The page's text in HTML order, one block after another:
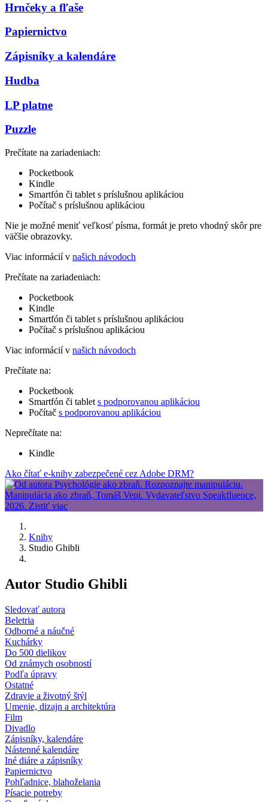
Hrnčeky a fľaše
Papiernictvo
Zápisníky a kalendáre
Hudba
LP platne
Puzzle
Prečítate na zariadeniach:
Pocketbook
Kindle
Smartfón či tablet s príslušnou aplikáciou
Počítač s príslušnou aplikáciou
Nie je možné meniť veľkosť písma, formát je preto vhodný skôr pre
väčšie obrazovky.
Viac informácií v našich návodoch
Prečítate na zariadeniach:
Pocketbook
Kindle
Smartfón či tablet s príslušnou aplikáciou
Počítač s príslušnou aplikáciou
Viac informácií v našich návodoch
Prečítate na:
Pocketbook
Smartfón či tablet s podporovanou aplikáciou
Počítač s podporovanou aplikáciou
Neprečítate na:
Kindle
Ako čítať e-knihy zabezpečené cez Adobe DRM?
Knihy
Studio Ghibli
Autor Studio Ghibli
Sledovať autora
Beletria
Odborné a náučné
Kuchárky
Do 500 dielikov
Od známych osobností
Podľa úpravy
Ostatné
Zdravie a životný štýl
Umenie, dizajn a architektúra
Film
Divadlo
Zápisníky, kalendáre
Nástenné kalendáre
Iné diáre a zápisníky
Papiernictvo
Pohľadnice, blahoželania
Písacie potreby